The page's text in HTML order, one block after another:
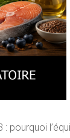
pourquoi